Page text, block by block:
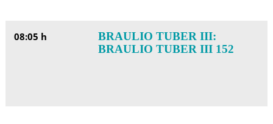
08:05 h
BRAULIO TUBER III:
BRAULIO TUBER III 152